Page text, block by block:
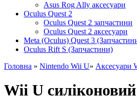
Asus Rog Ally аксесуари
Oculus Quest 2
Oculus Quest 2 запчастини
Oculus Quest 2 аксесуари
Meta (Oculus) Quest 3
Oculus Rift S (Запчастини)
Головна » Nintendo Wii U» Аксесуари
Wii U